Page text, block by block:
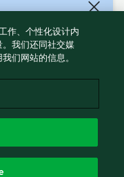
海)有限公司 版权所有
作、个性化设计内
我们还同社交媒
们网站的信息。